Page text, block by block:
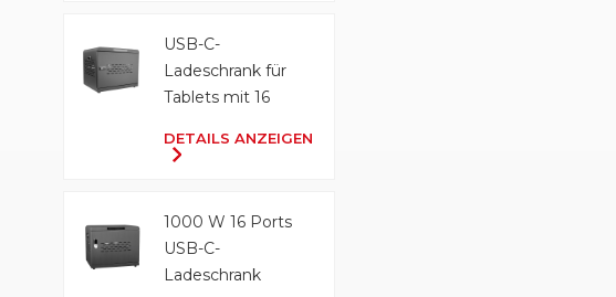
USB-C-
Ladeschrank für
Tablets mit 16
500 W
DETAILS ANZEIGEN
1000 W 16 Ports
USB-C-
Ladeschrank